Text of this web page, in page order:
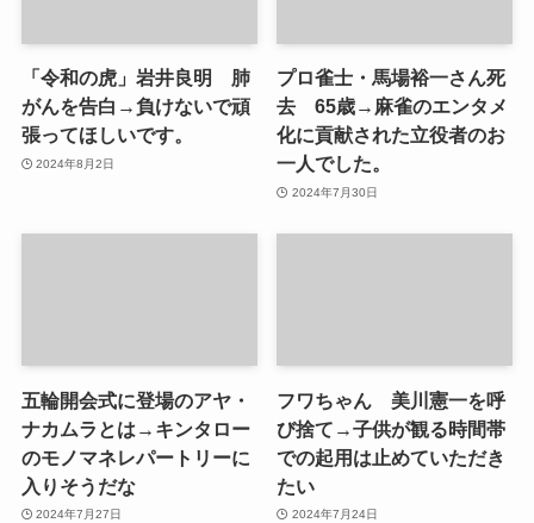
「令和の虎」岩井良明 肺
がんを告白→負けないで頑
張ってほしいです。
2024年8月2日
プロ雀士・馬場裕一さん死
去 65歳→麻雀のエンタメ
化に貢献された立役者のお
一人でした。
2024年7月30日
五輪開会式に登場のアヤ・
ナカムラとは→キンタロー
のモノマネレパートリーに
入りそうだな
2024年7月27日
フワちゃん 美川憲一を呼
び捨て→子供が観る時間帯
での起用は止めていただき
たい
2024年7月24日